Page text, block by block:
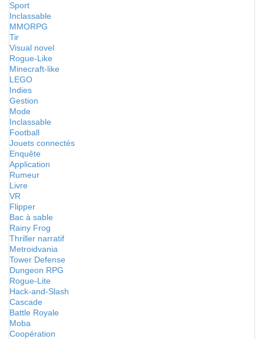
Sport
Inclassable
MMORPG
Tir
Visual novel
Rogue-Like
Minecraft-like
LEGO
Indies
Gestion
Mode
Inclassable
Football
Jouets connectés
Enquête
Application
Rumeur
Livre
VR
Flipper
Bac à sable
Rainy Frog
Thriller narratif
Metroidvania
Tower Defense
Dungeon RPG
Rogue-Lite
Hack-and-Slash
Cascade
Battle Royale
Moba
Coopération